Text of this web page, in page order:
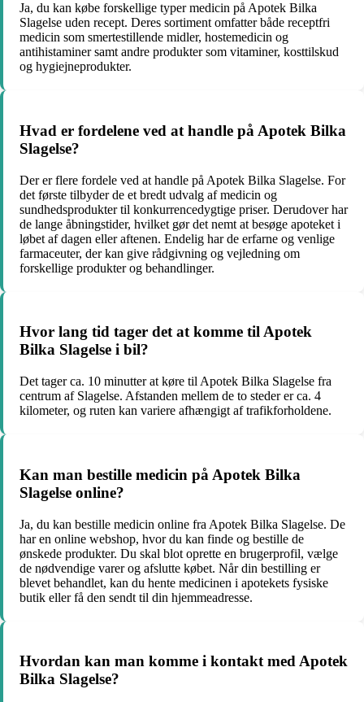
Ja, du kan købe forskellige typer medicin på Apotek Bilka
Slagelse uden recept. Deres sortiment omfatter både receptfri
medicin som smertestillende midler, hostemedicin og
antihistaminer samt andre produkter som vitaminer, kosttilskud
og hygiejneprodukter.
Hvad er fordelene ved at handle på Apotek Bilka
Slagelse?
Der er flere fordele ved at handle på Apotek Bilka Slagelse. For
det første tilbyder de et bredt udvalg af medicin og
sundhedsprodukter til konkurrencedygtige priser. Derudover har
de lange åbningstider, hvilket gør det nemt at besøge apoteket i
løbet af dagen eller aftenen. Endelig har de erfarne og venlige
farmaceuter, der kan give rådgivning og vejledning om
forskellige produkter og behandlinger.
Hvor lang tid tager det at komme til Apotek
Bilka Slagelse i bil?
Det tager ca. 10 minutter at køre til Apotek Bilka Slagelse fra
centrum af Slagelse. Afstanden mellem de to steder er ca. 4
kilometer, og ruten kan variere afhængigt af trafikforholdene.
Kan man bestille medicin på Apotek Bilka
Slagelse online?
Ja, du kan bestille medicin online fra Apotek Bilka Slagelse. De
har en online webshop, hvor du kan finde og bestille de
ønskede produkter. Du skal blot oprette en brugerprofil, vælge
de nødvendige varer og afslutte købet. Når din bestilling er
blevet behandlet, kan du hente medicinen i apotekets fysiske
butik eller få den sendt til din hjemmeadresse.
Hvordan kan man komme i kontakt med Apotek
Bilka Slagelse?